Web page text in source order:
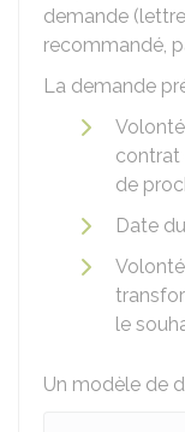
demande
recommandé,
La demande
contrat
de
Date
le
Un modèle de